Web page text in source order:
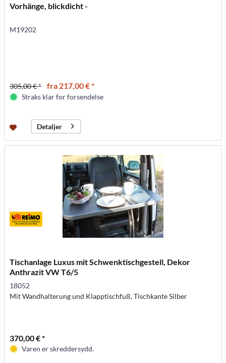
Vorhänge, blickdicht -
M19202
305,00 € * fra 217,00 € *
Straks klar for forsendelse
Detaljer
Tischanlage Luxus mit Schwenktischgestell, Dekor
Anthrazit VW T6/5
18052
Mit Wandhalterung und Klapptischfuß, Tischkante Silber
370,00 € *
Varen er skreddersydd.